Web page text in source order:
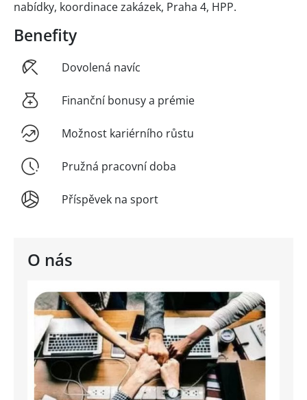
O nás
nabídky, koordinace zakázek, Praha 4, HPP.
Benefity
Dovolená navíc
Finanční bonusy a prémie
Možnost kariérního růstu
Pružná pracovní doba
Příspěvek na sport